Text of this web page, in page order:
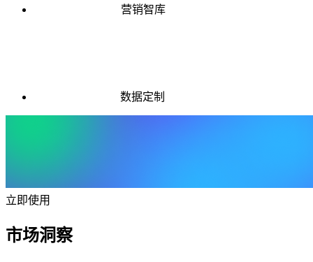
营销智库
数据定制
立即使用
市场洞察